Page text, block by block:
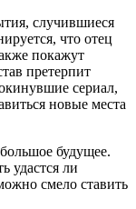
случившиеся
что отец
покажут
претерпит
сериал,
новые места
будущее.
удастся ли
смело ставить